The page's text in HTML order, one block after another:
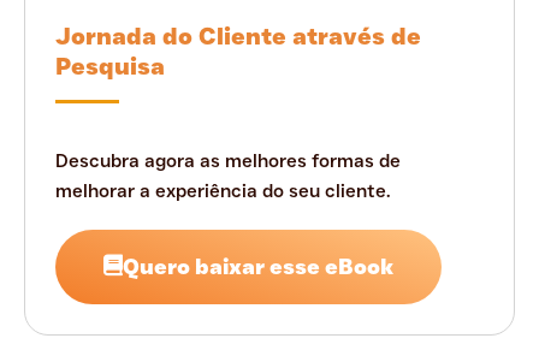
Jornada do Cliente através de
Pesquisa
Descubra agora as melhores formas de
melhorar a experiência do seu cliente.
Quero baixar esse eBook